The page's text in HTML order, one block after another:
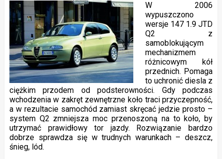
W 2006
wypuszczono
wersje 147 1.9 JTD
Q2 z
samoblokującym
mechanizmem
różnicowym kół
przednich. Pomaga
to uchronić diesla z
ciężkim przodem od podsterowności. Gdy podczas
wchodzenia w zakręt zewnętrzne koło traci przyczepność,
a w rezultacie samochód zamiast skręcać jedzie prosto –
system Q2 zmniejsza moc przenoszoną na to koło, by
utrzymać prawidłowy tor jazdy. Rozwiązanie bardzo
dobrze sprawdza się w trudnych warunkach – deszcz,
śnieg, lód.